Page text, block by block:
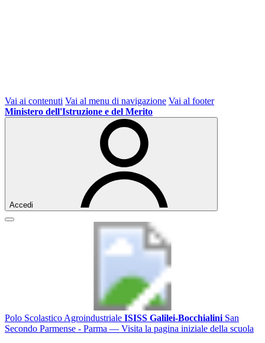
Vai ai contenuti Vai al menu di navigazione Vai al footer
Ministero dell'Istruzione e del Merito
Accedi
Polo Scolastico Agroindustriale ISISS Galilei-Bocchialini San
Secondo Parmense - Parma — Visita la pagina iniziale della scuola